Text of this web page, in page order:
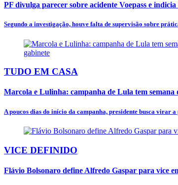
PF divulga parecer sobre acidente Voepass e indicia
Segundo a investigação, houve falta de supervisão sobre
TUDO EM CASA
Marcola e Lulinha: campanha de Lula tem semana
A poucos dias do início da campanha, presidente busca virar
VICE DEFINIDO
Flávio Bolsonaro define Alfredo Gaspar para vice